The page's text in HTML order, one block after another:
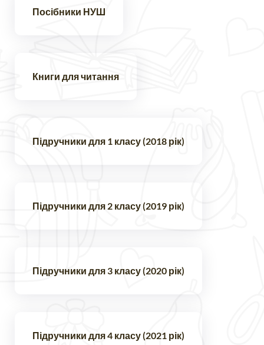
Посібники НУШ
Книги для читання
Підручники для 1 класу (2018 рік)
Підручники для 2 класу (2019 рік)
Підручники для 3 класу (2020 рік)
Підручники для 4 класу (2021 рік)